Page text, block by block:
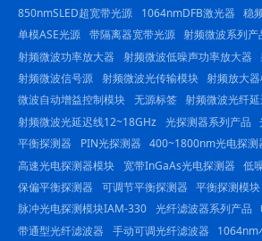
850nmSLED超宽带光源
1064nmDFB激光器 稳
单模ASE光源 带隔离器宽带光源 射频微波系列产
射频微波功率放大器
射频微波低噪声功率放大器
射频微波信号源 射频微波光传输模块 射频放大
微波自动增益控制模块 无源标签 射频微波光纤延
射频微波光延迟线12~18GHz 光探测器系列产品
平衡探测器
PIN光探测器 400~1800nm光电探测
高速光电探测器模块
宽带InGaAs光电探测器 低
保偏平衡探测器
可调节平衡探测器 平衡探测模块
脉冲光电探测模块IAM-330 光纤滤波器系列产品
带通型光纤滤波器
手动可调光纤滤波器
1064nm